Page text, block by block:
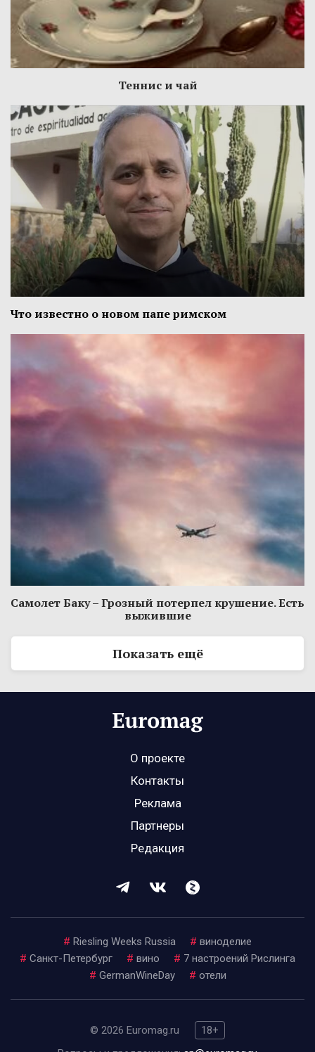
Теннис и чай
Что известно о новом папе римском
Самолет Баку – Грозный потерпел крушение. Есть
выжившие
Показать ещё
О проекте
Контакты
Реклама
Партнеры
Редакция
# Riesling Weeks Russia # виноделие
# Санкт-Петербург # вино # 7 настроений Рислинга
# GermanWineDay # отели
© 2026 Euromag.ru
18+